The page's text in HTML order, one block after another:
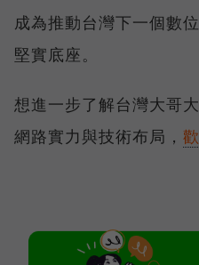
成為推動台灣下一個數
堅實底座。
想進一步了解台灣大哥
網路實力與技術布局，